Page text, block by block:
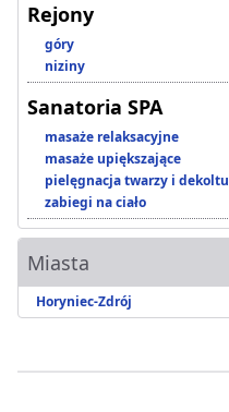
Rejony
góry
niziny
Sanatoria SPA
masaże relaksacyjne
masaże upiększające
pielęgnacja twarzy i dekoltu
zabiegi na ciało
Miasta
Horyniec-Zdrój